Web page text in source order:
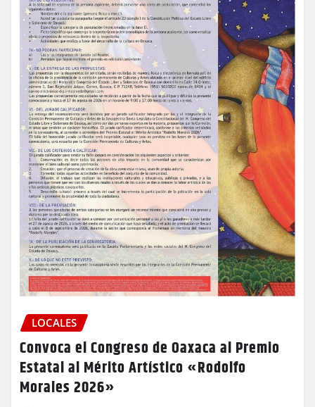
LOCALES
Convoca el Congreso de Oaxaca al Premio
Estatal al Mérito Artístico «Rodolfo
Morales 2026»